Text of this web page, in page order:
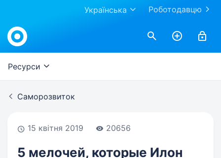
Роботодавцю
Українська
Work.ua
Ресурси
Саморозвиток
15 квітня 2019 20656
5 мелочей, которые Илон